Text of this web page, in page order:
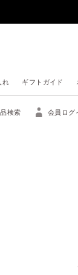
れ ギフトガイド
検索 会員ログ